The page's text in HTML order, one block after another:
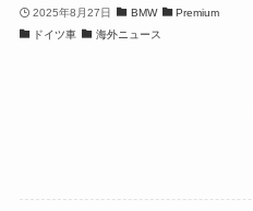
2025年8月27日 BMW
Premium
ドイツ車
海外ニュース